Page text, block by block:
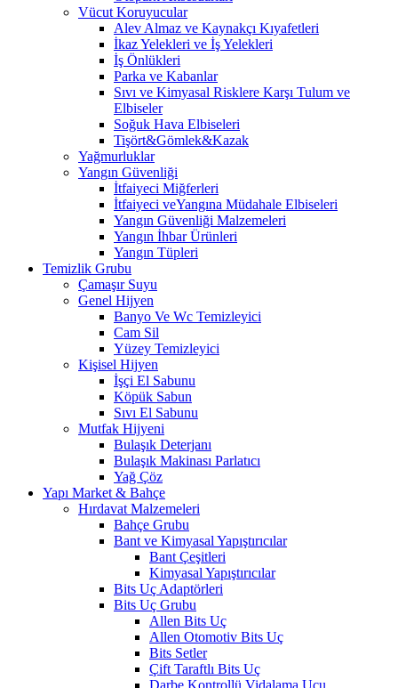
Vücut Koruyucular
Alev Almaz ve Kaynakçı Kıyafetleri
İkaz Yelekleri ve İş Yelekleri
İş Önlükleri
Parka ve Kabanlar
Sıvı ve Kimyasal Risklere Karşı Tulum ve
Elbiseler
Soğuk Hava Elbiseleri
Tişört&Gömlek&Kazak
Yağmurluklar
Yangın Güvenliği
İtfaiyeci Miğferleri
İtfaiyeci veYangına Müdahale Elbiseleri
Yangın Güvenliği Malzemeleri
Yangın İhbar Ürünleri
Yangın Tüpleri
Temizlik Grubu
Çamaşır Suyu
Genel Hijyen
Banyo Ve Wc Temizleyici
Cam Sil
Yüzey Temizleyici
Kişisel Hijyen
İşçi El Sabunu
Köpük Sabun
Sıvı El Sabunu
Mutfak Hijyeni
Bulaşık Deterjanı
Bulaşık Makinası Parlatıcı
Yağ Çöz
Yapı Market & Bahçe
Hırdavat Malzemeleri
Bahçe Grubu
Bant ve Kimyasal Yapıştırıcılar
Bant Çeşitleri
Kimyasal Yapıştırıcılar
Bits Uç Adaptörleri
Bits Uç Grubu
Allen Bits Uç
Allen Otomotiv Bits Uç
Bits Setler
Çift Taraftlı Bits Uç